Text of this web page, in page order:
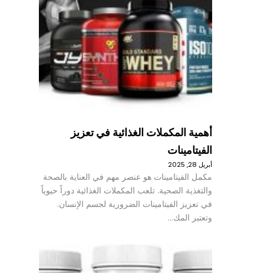
أهمية المكملات الغذائية في تعزيز
الفيتامينات
أبريل 28, 2025
مكمل الفيتامينات هو عنصر مهم في العناية بالصحة
والتغذية الصحية. تلعب المكملات الغذائية دوراً حيوياً
في تعزيز الفيتامينات الضرورية لجسم الإنسان.
وتعتبر المك…